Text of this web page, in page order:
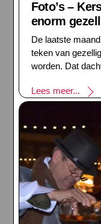
Foto’s –
enorm
De laatste
teken van
worden. Dat
Lees meer...